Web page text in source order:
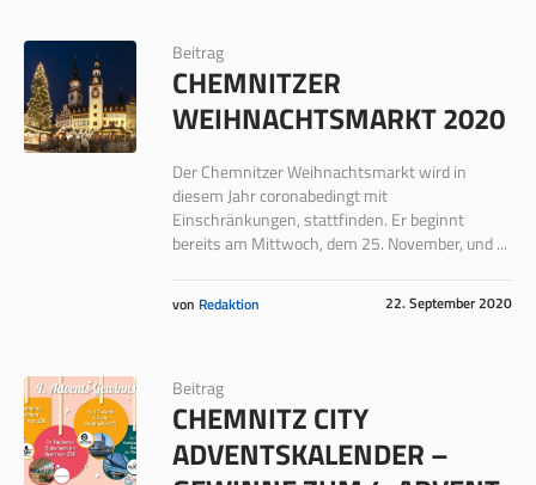
Beitrag
CHEMNITZER
WEIHNACHTSMARKT 2020
Der Chemnitzer Weihnachtsmarkt wird in
diesem Jahr coronabedingt mit
Einschränkungen, stattfinden. Er beginnt
bereits am Mittwoch, dem 25. November, und ...
22. September 2020
von Redaktion
Beitrag
CHEMNITZ CITY
ADVENTSKALENDER –